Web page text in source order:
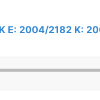
E: 2004/2182 K: